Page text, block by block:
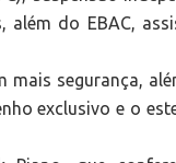
do EBAC,
mais segurança,
exclusivo e o